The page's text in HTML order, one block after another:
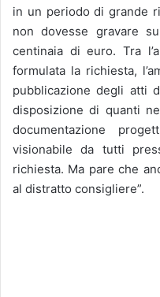
in un periodo di grande
non dovesse gravare
centinaia di euro. Tra
formulata la richiesta,
pubblicazione degli atti
disposizione di quanti
documentazione
visionabile da tutti
richiesta. Ma pare che
al distratto consigliere”.